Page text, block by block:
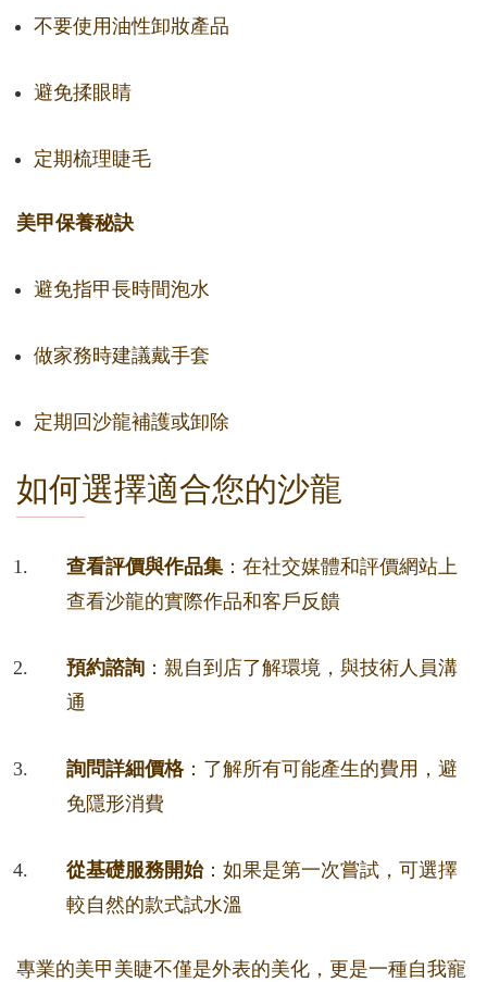
不要使用油性卸妝產品
避免揉眼睛
定期梳理睫毛
美甲保養秘訣
避免指甲長時間泡水
做家務時建議戴手套
定期回沙龍補護或卸除
如何選擇適合您的沙龍
查看評價與作品集 ：在社交媒體和評價網站上
查看沙龍的實際作品和客戶反饋
預約諮詢 ：親自到店了解環境，與技術人員溝
通
詢問詳細價格：了解所有可能產生的費用，避
免隱形消費
從基礎服務開始：如果是第一次嘗試，可選擇
較自然的款式試水溫
專業的美甲美睫不僅是外表的美化，更是一種自我寵